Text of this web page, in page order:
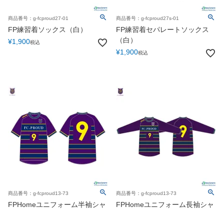
商品番号：g-fcproud27-01
FP練習着ソックス（白）
¥1,900税込
商品番号：g-fcproud27s-01
FP練習着セパレートソックス
（白）
¥1,900税込
商品番号：g-fcproud13-73
FPHomeユニフォーム半袖シャ
商品番号：g-fcproud13-73
FPHomeユニフォーム長袖シャ